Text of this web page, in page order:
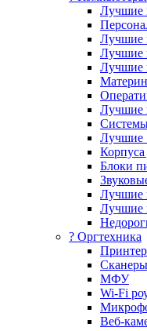
Лучшие
Лучшие
Лучшие
Лучшие
Лучшие
Лучшие
Блоки
Лучшие
?️ Оргтехника
Сканеры
МФУ
Wi-Fi
Веб-